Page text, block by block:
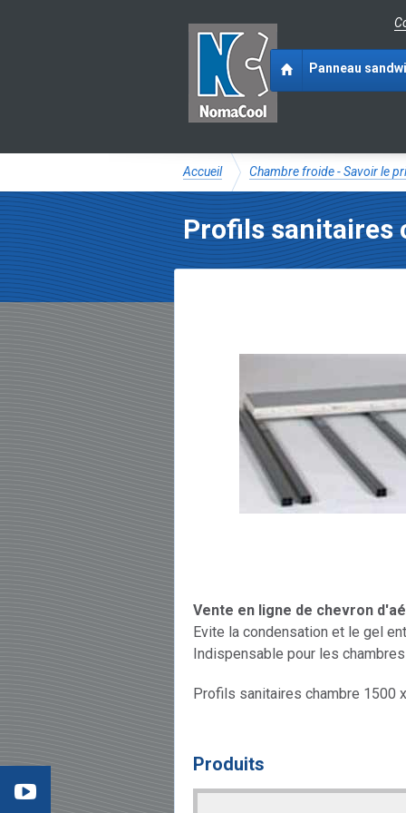
Panneau
Accueil Chambre froide - Savoir le
Profils sanitaires
Vente en ligne de chevron
Evite la condensation et le gel
Indispensable pour les
Profils sanitaires chambre 1500
Produits